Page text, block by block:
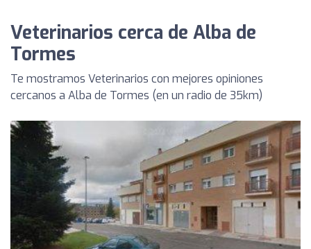
Veterinarios cerca de Alba de
Tormes
Te mostramos Veterinarios con mejores opiniones
cercanos a Alba de Tormes (en un radio de 35km)